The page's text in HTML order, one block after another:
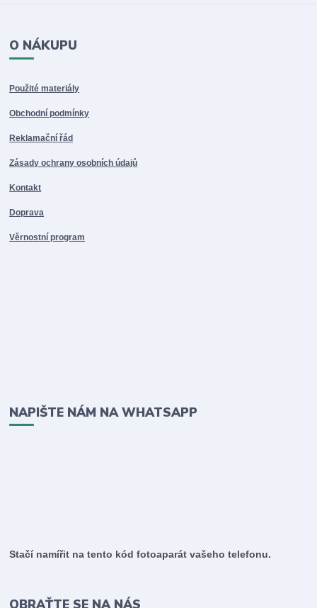
O NÁKUPU
Použité materiály
Obchodní podmínky
Reklamační řád
Zásady ochrany osobních údajů
Kontakt
Doprava
Věrnostní program
NAPIŠTE NÁM NA WHATSAPP
Stačí namířit na tento kód fotoaparát vašeho telefonu.
OBRAŤTE SE NA NÁS